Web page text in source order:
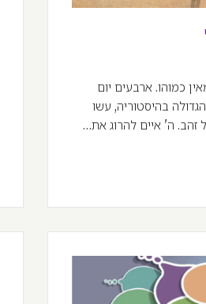
כמוהו. ארבעים יום
בהיסטוריה, עשו
זהב. ה' איים להרוג את…